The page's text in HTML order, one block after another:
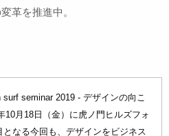
革を推進中。
seminar 2019 - デザインの向こ
10月18日（金）に虎ノ門ヒルズフォ
なる今回も、デザインをビジネス